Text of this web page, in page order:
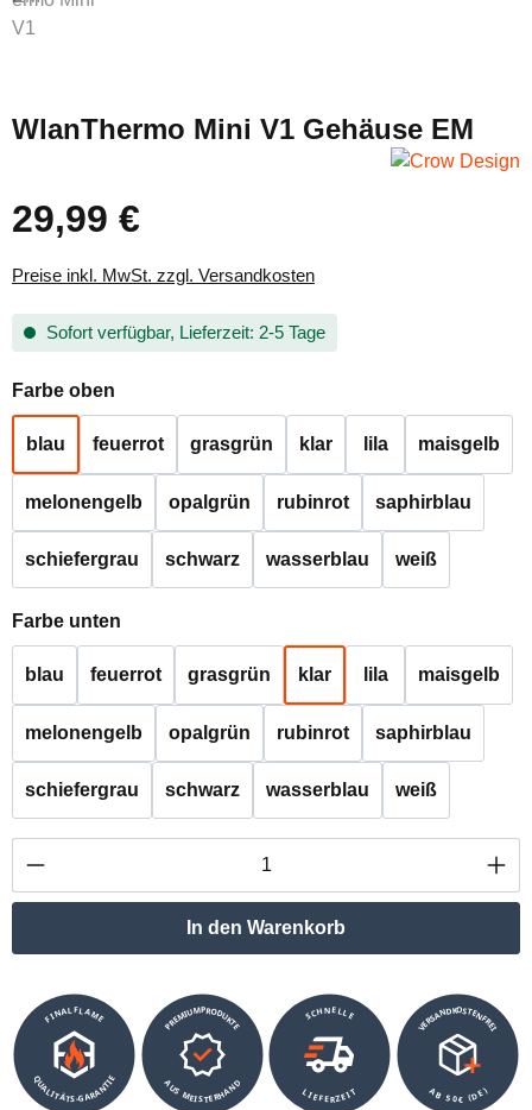
WlanThermo Mini V1 Gehäuse EM
Regulärer Preis:
29,99 €
Preise inkl. MwSt. zzgl. Versandkosten
Sofort verfügbar, Lieferzeit: 2-5 Tage
Farbe oben
blau feuerrot grasgrün klar lila maisgelb
melonengelb opalgrün rubinrot saphirblau
schiefergrau schwarz wasserblau weiß
Farbe unten
blau feuerrot grasgrün klar lila maisgelb
melonengelb opalgrün rubinrot saphirblau
schiefergrau schwarz wasserblau weiß
Produkt Anzahl: Gib den gewünschten
In den Warenkorb
FINALFLAME
QUALITÄTS-GARANTIE
PREMIUMPRODUKTE
AUS MEISTERHAND
SCHNELLE
LIEFERZEIT
VERSANDKOSTENFREI
AB 50€ (DE)